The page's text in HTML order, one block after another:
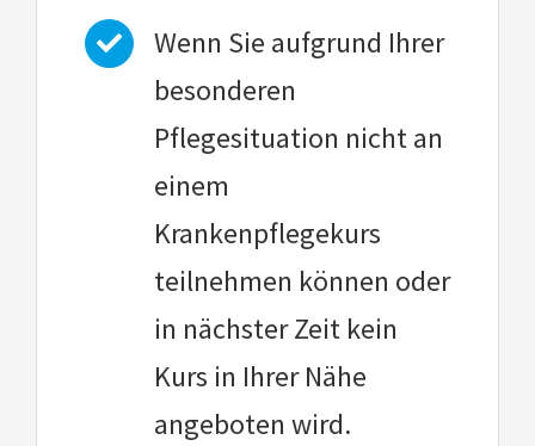
Wenn Sie aufgrund Ihrer
besonderen
Pflegesituation nicht an
einem
Krankenpflegekurs
teilnehmen können oder
in nächster Zeit kein
Kurs in Ihrer Nähe
angeboten wird.